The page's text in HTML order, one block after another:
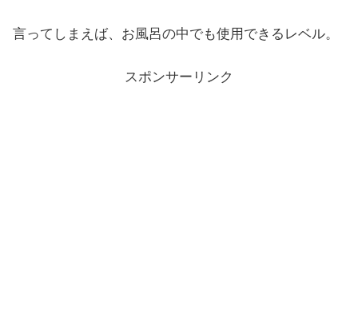
言ってしまえば、お風呂の中でも使用できるレベル。
スポンサーリンク